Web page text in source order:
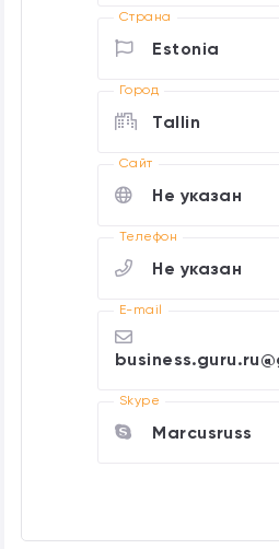
Страна
Estonia
Город
Tallin
Cайт
Не указан
Телефон
Не указан
E-mail
Skype
Marcusruss